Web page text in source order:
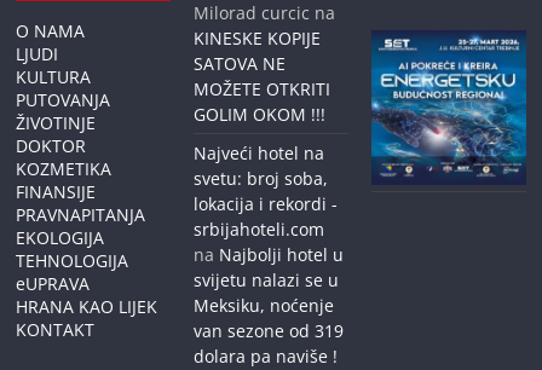
O NAMA
LJUDI
KULTURA
PUTOVANJA
ŽIVOTINJE
DOKTOR
KOZMETIKA
FINANSIJE
PRAVNAPITANJA
EKOLOGIJA
TEHNOLOGIJA
eUPRAVA
HRANA KAO LIJEK
KONTAKT
Milorad curcic na
KINESKE KOPIJE
SATOVA NE
MOŽETE OTKRITI
GOLIM OKOM !!!
Najveći hotel na
svetu: broj soba,
lokacija i rekordi -
srbijahoteli.com
na Najbolji hotel u
svijetu nalazi se u
Meksiku, noćenje
van sezone od 319
dolara pa naviše !